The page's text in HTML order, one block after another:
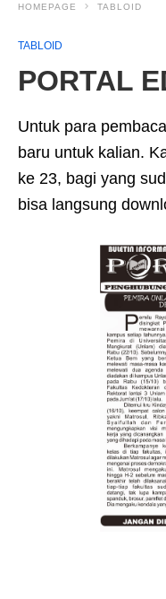
HOMEPAGE TABLOID
TABLOID
PORTAL
Untuk para
baru untuk kalian.
ke 23, bagi yang
bisa langsung